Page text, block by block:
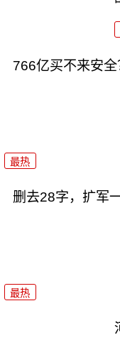
766亿买不来安
最热
删去28字，扩军
最热